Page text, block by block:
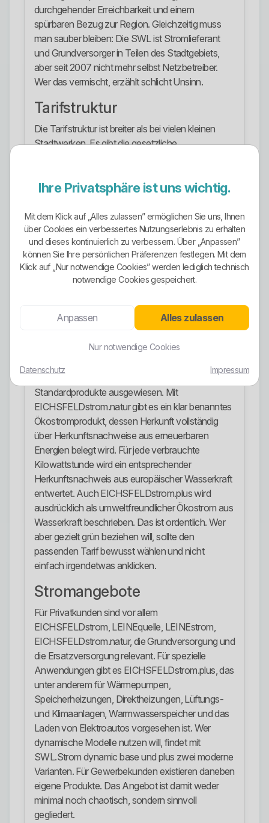
durchgehender Erreichbarkeit und einem
spürbaren Bezug zur Region. Gleichzeitig muss
man sauber bleiben: Die SWL ist Stromlieferant
und Grundversorger in Teilen des Stadtgebiets,
aber seit 2007 nicht mehr selbst Netzbetreiber.
Wer das vermischt, erzählt schlicht Unsinn.
Tarifstruktur
Die Tarifstruktur ist breiter als bei vielen kleinen
Stadtwerken. Es gibt die gesetzliche
EICHSFELDstrom, LEINEquelle, LEINEstrom und
EICHSFELDstrom.plus für Heiz- und Ladestrom
sowie mit SWL.Strom dynamic base und
SWL.Strom dynamic plus auch dynamische
Tarife. Für Geschäftskunden stehen zusätzlich
eigene Modelle wie EICHSFELDstrom.gewerbe
und LEINEkraft bereit. Das ist vernünftig
aufgebaut, weil unterschiedliche Verbrauchsprofile
nicht mit einem Einheitstarif erschlagen werden.
Ökostrom-Ausrichtung
Die Ökostrom-Ausrichtung ist vorhanden, aber
nicht als pauschale Selbstverständlichkeit für alle
Standardprodukte ausgewiesen. Mit
EICHSFELDstrom.natur gibt es ein klar benanntes
Ökostromprodukt, dessen Herkunft vollständig
über Herkunftsnachweise aus erneuerbaren
Energien belegt wird. Für jede verbrauchte
Kilowattstunde wird ein entsprechender
Herkunftsnachweis aus europäischer Wasserkraft
entwertet. Auch EICHSFELDstrom.plus wird
ausdrücklich als umweltfreundlicher Ökostrom aus
Wasserkraft beschrieben. Das ist ordentlich. Wer
aber gezielt grün beziehen will, sollte den
passenden Tarif bewusst wählen und nicht
einfach irgendetwas anklicken.
Stromangebote
Für Privatkunden sind vor allem
EICHSFELDstrom, LEINEquelle, LEINEstrom,
EICHSFELDstrom.natur, die Grundversorgung und
die Ersatzversorgung relevant. Für spezielle
Anwendungen gibt es EICHSFELDstrom.plus, das
unter anderem für Wärmepumpen,
Speicherheizungen, Direktheizungen, Lüftungs-
und Klimaanlagen, Warmwasserspeicher und das
Laden von Elektroautos vorgesehen ist. Wer
dynamische Modelle nutzen will, findet mit
SWL.Strom dynamic base und plus zwei moderne
Varianten. Für Gewerbekunden existieren daneben
eigene Produkte. Das Angebot ist damit weder
minimal noch chaotisch, sondern sinnvoll
gegliedert.
Ihre Privatsphäre ist uns wichtig.
Mit dem Klick auf „Alles zulassen” ermöglichen Sie uns, Ihnen
über Cookies ein verbessertes Nutzungserlebnis zu erhalten
und dieses kontinuierlich zu verbessern. Über „Anpassen”
können Sie Ihre persönlichen Präferenzen festlegen. Mit dem
Klick auf „Nur notwendige Cookies” werden lediglich technisch
notwendige Cookies gespeichert.
Anpassen Alles zulassen
Nur notwendige Cookies
Datenschutz Impressum